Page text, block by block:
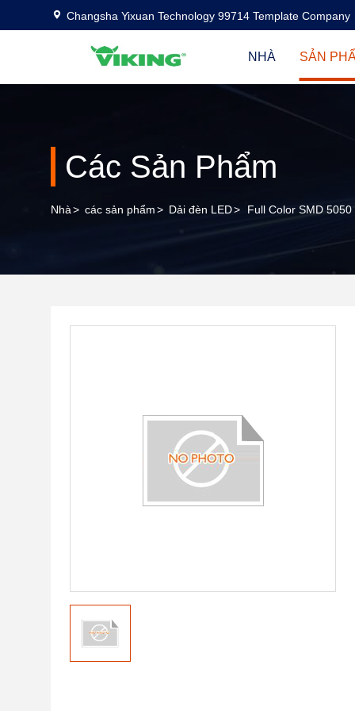
Changsha Yixuan Technology 99714 Template Company
NHÀ SẢN
Các Sản Phẩm
Nhà> các sản phẩm> Dải đèn LED> Full Color SMD